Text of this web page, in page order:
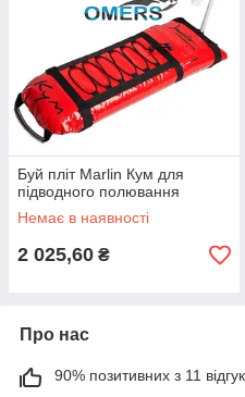
Буй пліт Marlin Кум для
підводного полювання
Немає в наявності
2 025,60 ₴
Про нас
90% позитивних з 11